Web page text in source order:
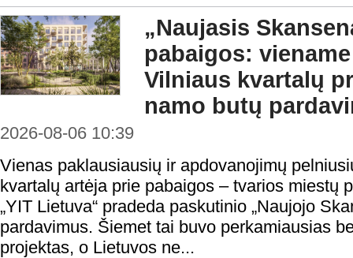
„Naujasis
pabaigos:
Vilniaus kvartalų
namo butų
2026-08-06 10:39
Vienas paklausiausių ir apdovanojimų
kvartalų artėja prie pabaigos – tvarios miestų
„YIT Lietuva“ pradeda paskutinio „Naujojo
pardavimus. Šiemet tai buvo perkamiausias
projektas, o Lietuvos ne...